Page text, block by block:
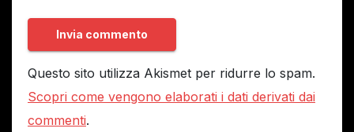
Questo sito utilizza Akismet per ridurre lo spam.
Scopri come vengono elaborati i dati derivati dai
commenti.